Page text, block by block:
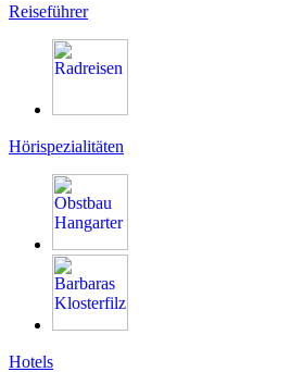
Reiseführer
Hörispezialitäten
Hotels